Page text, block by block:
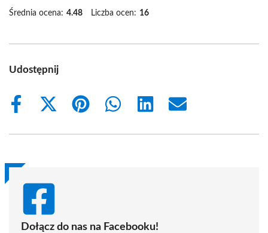
Średnia ocena: 4.48 Liczba ocen: 16
Udostępnij
Share
Share
(Twitter)
Share
Share
Share
Share
Dołącz do nas na Facebooku!